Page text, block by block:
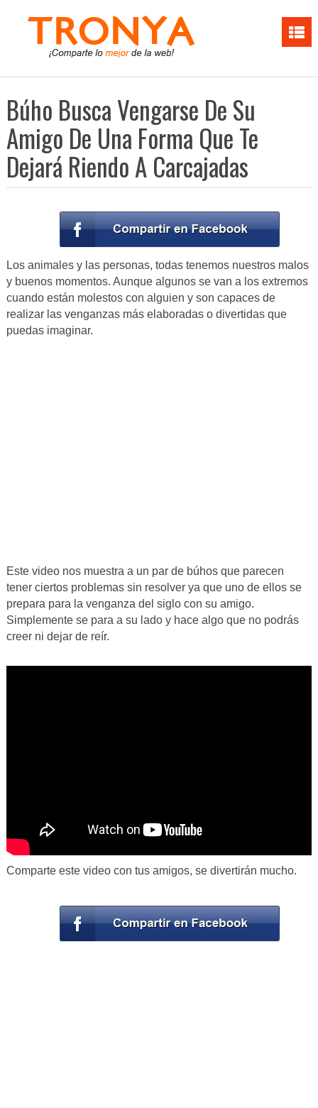
Búho Busca Vengarse De Su
Amigo De Una Forma Que Te
Dejará Riendo A Carcajadas
Los animales y las personas, todas tenemos nuestros malos
y buenos momentos. Aunque algunos se van a los extremos
cuando están molestos con alguien y son capaces de
realizar las venganzas más elaboradas o divertidas que
puedas imaginar.
Este video nos muestra a un par de búhos que parecen
tener ciertos problemas sin resolver ya que uno de ellos se
prepara para la venganza del siglo con su amigo.
Simplemente se para a su lado y hace algo que no podrás
creer ni dejar de reír.
Comparte este video con tus amigos, se divertirán mucho.